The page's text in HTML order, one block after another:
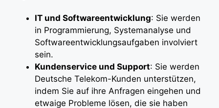
IT und Softwareentwicklung: Sie werden
in Programmierung, Systemanalyse und
Softwareentwicklungsaufgaben involviert
sein.
Kundenservice und Support: Sie werden
Deutsche Telekom-Kunden unterstützen,
indem Sie auf ihre Anfragen eingehen und
etwaige Probleme lösen, die sie haben